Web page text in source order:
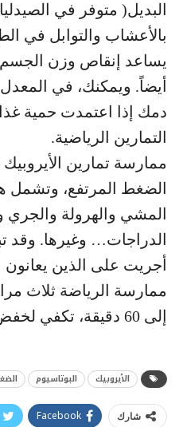
البديل( متوفر في
بالأعشاب والتوابل في
يساعد إنقاص وزن
أيضاً. ويمكنك، في
دمك إذا اعتمدت حمية
التمارين الرياضية.
ممارسة تمارين
الضغط المرتفع، وتشمل
المشي والهرولة
الدراجات… وغيرها. وقد
أجريت على الذين
إلى 60 دقيقة، تكفي لخفض الضغط المرتفع.
الأيروبيك البوتاسيوم
شارك Facebook